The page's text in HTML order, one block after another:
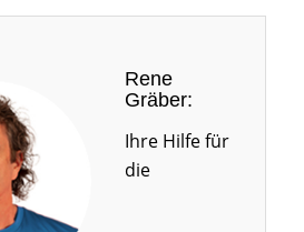
Rene
Gräber:
Ihre Hilfe für
die